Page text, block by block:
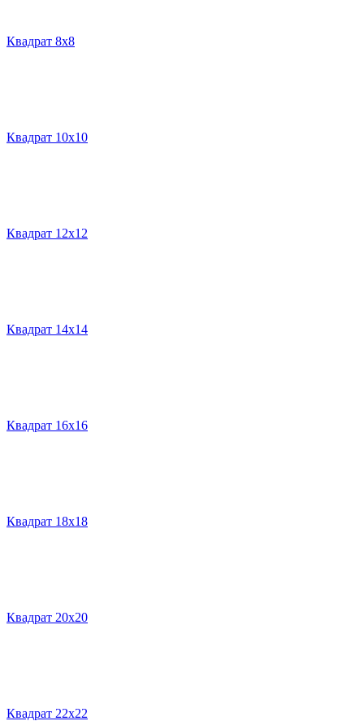
Квадрат 8х8
Квадрат 10х10
Квадрат 12х12
Квадрат 14х14
Квадрат 16х16
Квадрат 18х18
Квадрат 20х20
Квадрат 22х22